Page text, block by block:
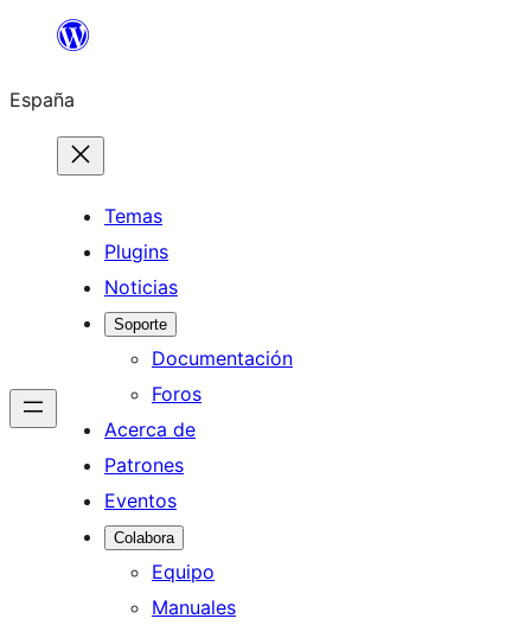
Saltar
contenido
España
Temas
Plugins
Noticias
Soporte
Documentación
Foros
Acerca de
Patrones
Eventos
Colabora
Equipo
Manuales